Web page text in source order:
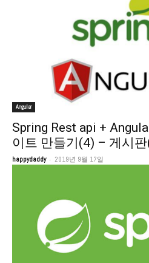
Angular
Spring Rest api +
이트 만들기(4) – 게시판
happydaddy - 2019년 9월 17일